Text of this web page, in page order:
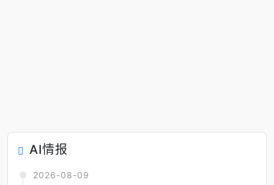
AI情报
2026-08-09